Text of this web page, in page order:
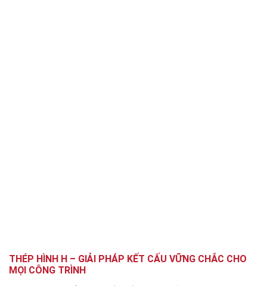
THÉP HÌNH H – GIẢI PHÁP KẾT CẤU VỮNG CHẮC CHO
MỌI CÔNG TRÌNH